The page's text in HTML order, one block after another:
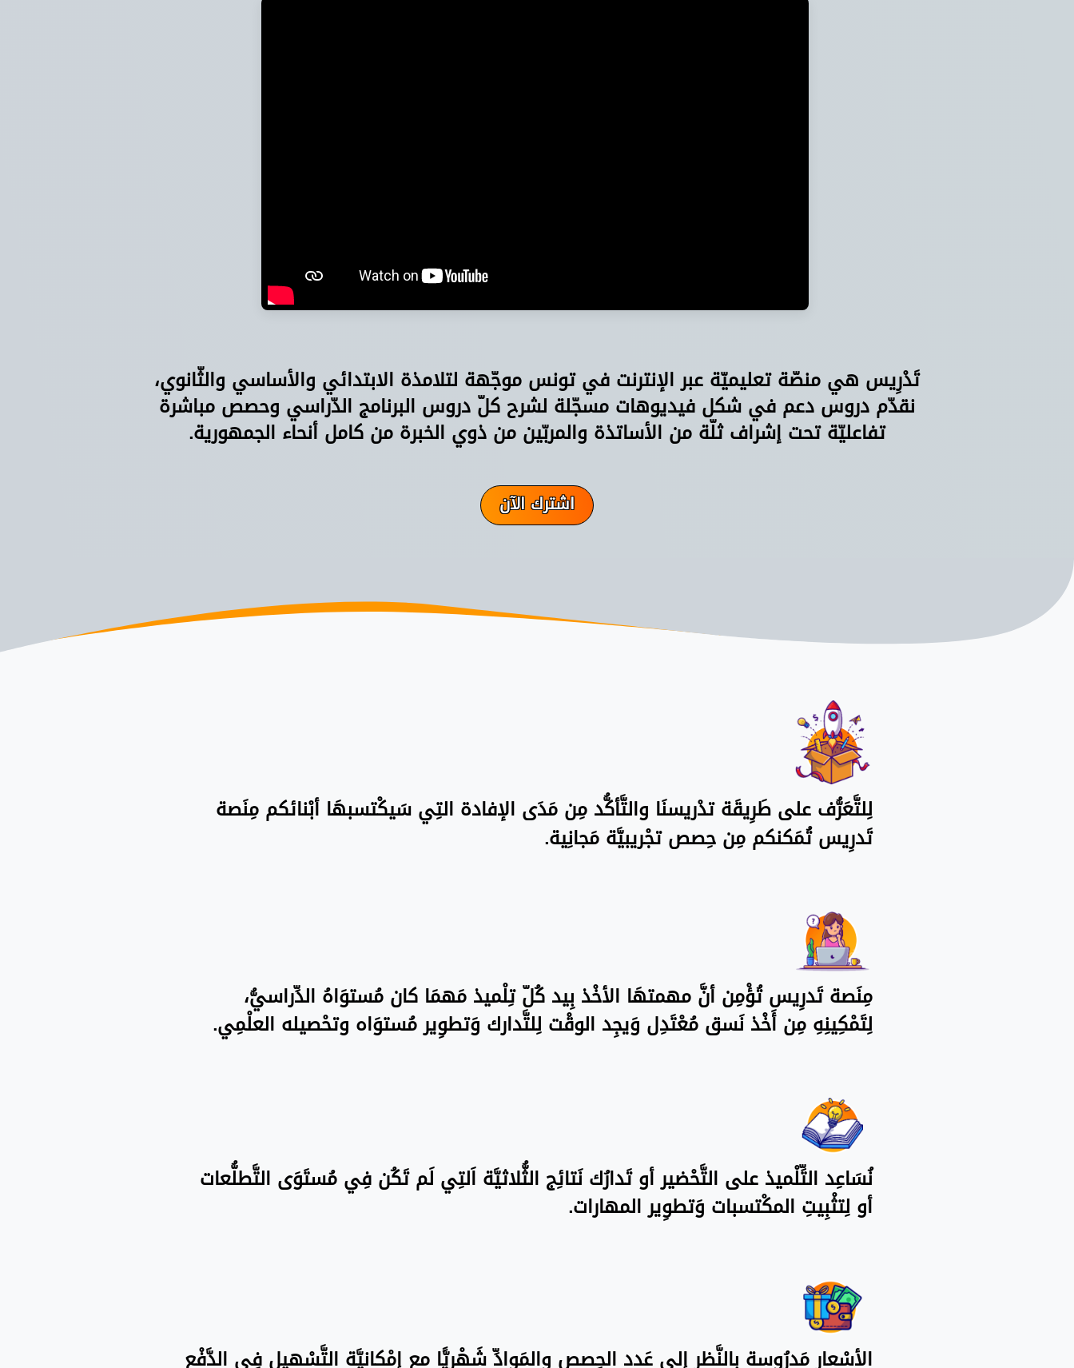
تَدْرِيس هي منصّة تعليميّة عبر الإنترنت في تونس موجّهة لتلامذة الابتدائي والأساسي والثّانوي،
نقدّم دروس دعم في شكل فيديوهات مسجّلة لشرح كلّ دروس البرنامج الدّراسي وحصص مباشرة
تفاعليّة تحت إشراف ثلّة من الأساتذة والمربّين من ذوي الخبرة من كامل أنحاء الجمهورية.
اشترك الآن
لِلتَّعَرُّف على طَرِيقَة تدْريسنَا والتَّأكُّد مِن مَدَى الإفادة التِي سَيكْتسبهَا أبْنائكم مِنَصة
تَدرِيس تُمَكنكم مِن حِصص تجْريبيَّة مَجانِية.
مِنَصة تَدرِيس تُؤْمِن أنَّ مهمتهَا الأخْذ بِيد كُلّ تِلْميذ مَهمَا كان مُستوَاهُ الدِّراسيُّ،
لِتَمْكِينِهِ مِن أَخْذ نَسق مُعْتَدِل وَيجِد الوقْت لِلتَّدارك وَتطوِير مُستوَاه وتحْصيله العلْمِي.
نُسَاعِد التِّلْميذ على التَّحْضير أو تَدارُك نَتائِج الثُّلاثيَّة اَلتِي لَم تَكُن فِي مُستَوَى التَّطلُّعات
أو لِتثْبِيتِ المكْتسبات وَتطوِير المهارات.
الأسْعار مَدرُوسة بِالنَّظر إِلى عَدد الحِصص والمَوادِّ شَهْريًّا مع إِمْكانيَّة التَّسْهيل فِي الدَّفْع